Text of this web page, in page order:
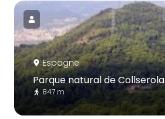
Espagne
Parque natural de Collserola
847 m